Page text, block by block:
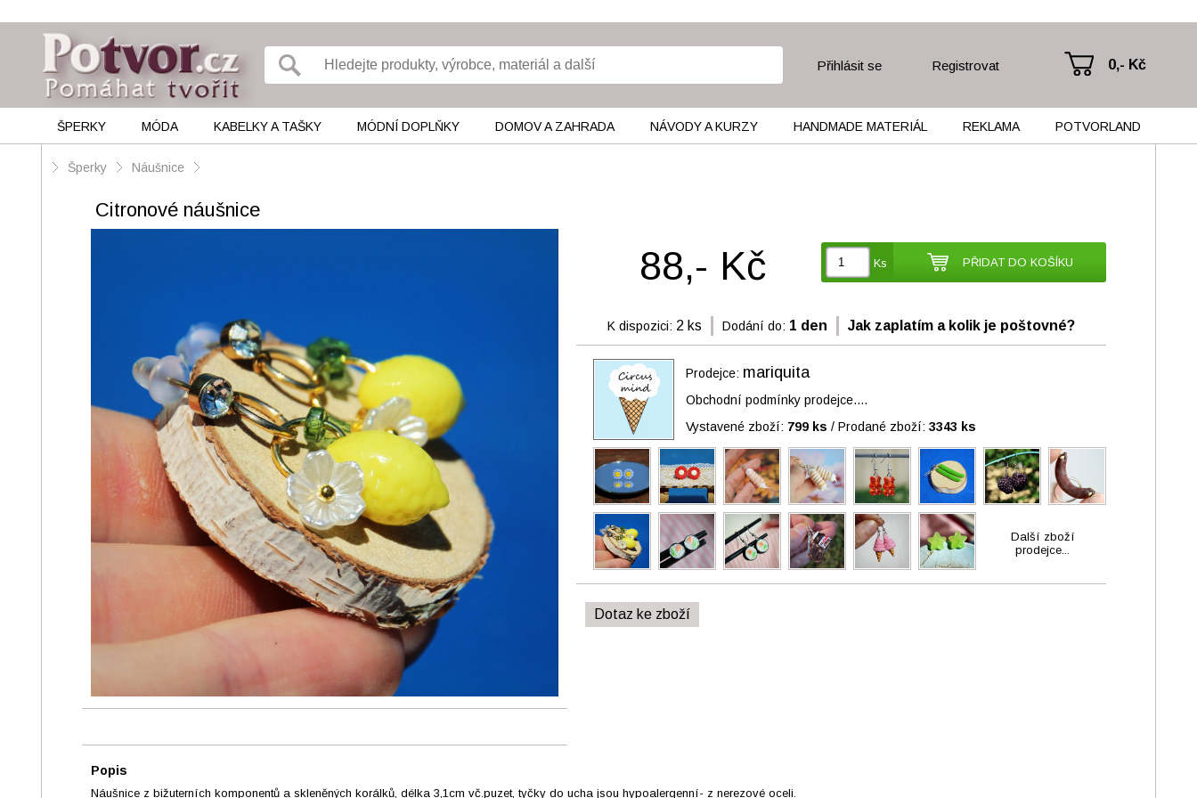
Přihlásit se Registrovat 0,- Kč
ŠPERKY MÓDA KABELKY A TAŠKY MÓDNÍ DOPLŇKY DOMOV A ZAHRADA NÁVODY A KURZY HANDMADE MATERIÁL REKLAMA POTVORLAND
Šperky Náušnice
Citronové náušnice
88,- Kč Ks PŘIDAT DO KOŠÍKU
K dispozici: 2 ks Dodání do: 1 den Jak zaplatím a kolik je poštovné?
Prodejce: mariquita
Obchodní podmínky prodejce....
Vystavené zboží: 799 ks / Prodané zboží: 3343 ks
Další zboží
prodejce...
Dotaz ke zboží
Popis
Náušnice z bižuterních komponentů a skleněných korálků, délka 3,1cm vč.puzet, tyčky do ucha jsou hypoalergenní- z nerezové oceli.